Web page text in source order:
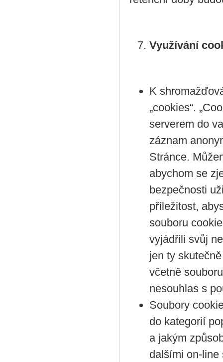
Využívání
K
„cookies“.
serverem do
záznam
Stránce.
abychom se
bezpečnosti
příležitost,
souboru
vyjádřili svůj
jen ty
včetně
nesouhlas s
Soubory
do kategorií
a jakým
dalšími on-line